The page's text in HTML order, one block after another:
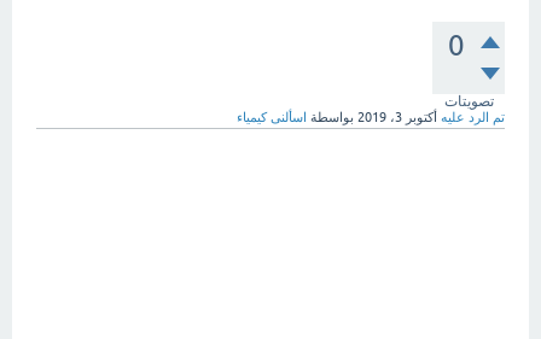
0
تصويتات
تم الرد عليه أكتوبر 3، 2019 بواسطة اسألنى كيمياء